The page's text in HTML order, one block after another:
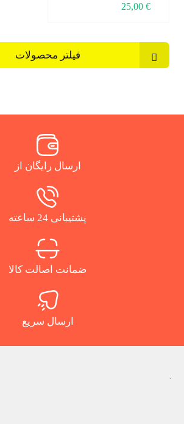
25,00 €
فیلتر محصولات
ارسال رایگان از
پشتیبانی 24 ساعته
ضمانت اصالت کالا
ارسال سریع
.